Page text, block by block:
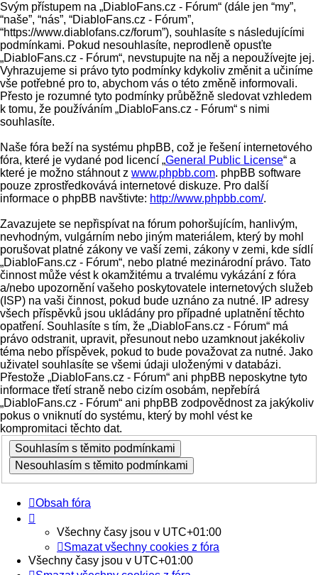
Svým přístupem na „DiabloFans.cz - Fórum“ (dále jen “my”,
“naše”, “nás”, “DiabloFans.cz - Fórum”,
“https://www.diablofans.cz/forum”), souhlasíte s následujícími
podmínkami. Pokud nesouhlasíte, neprodleně opusťte
„DiabloFans.cz - Fórum“, nevstupujte na něj a nepoužívejte jej.
Vyhrazujeme si právo tyto podmínky kdykoliv změnit a učiníme
vše potřebné pro to, abychom vás o této změně informovali.
Přesto je rozumné tyto podmínky průběžně sledovat vzhledem
k tomu, že používáním „DiabloFans.cz - Fórum“ s nimi
souhlasíte.
Naše fóra beží na systému phpBB, což je řešení internetového
fóra, které je vydané pod licencí „General Public License“ a
které je možno stáhnout z www.phpbb.com. phpBB software
pouze zprostředkovává internetové diskuze. Pro další
informace o phpBB navštivte: http://www.phpbb.com/.
Zavazujete se nepřispívat na fórum pohoršujícím, hanlivým,
nevhodným, vulgárním nebo jiným materiálem, který by mohl
porušovat platné zákony ve vaší zemi, zákony v zemi, kde sídlí
„DiabloFans.cz - Fórum“, nebo platné mezinárodní právo. Tato
činnost může vést k okamžitému a trvalému vykázání z fóra
a/nebo upozornění vašeho poskytovatele internetových služeb
(ISP) na vaši činnost, pokud bude uznáno za nutné. IP adresy
všech příspěvků jsou ukládány pro případné uplatnění těchto
opatření. Souhlasíte s tím, že „DiabloFans.cz - Fórum“ má
právo odstranit, upravit, přesunout nebo uzamknout jakékoliv
téma nebo příspěvek, pokud to bude považovat za nutné. Jako
uživatel souhlasíte se všemi údaji uloženými v databázi.
Přestože „DiabloFans.cz - Fórum“ ani phpBB neposkytne tyto
informace třetí straně nebo cizím osobám, nepřebírá
„DiabloFans.cz - Fórum“ ani phpBB zodpovědnost za jakýkoliv
pokus o vniknutí do systému, který by mohl vést ke
kompromitaci těchto dat.
Obsah fóra
Všechny časy jsou v UTC+01:00
Smazat všechny cookies z fóra
Všechny časy jsou v UTC+01:00